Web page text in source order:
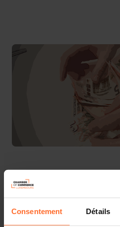
Consentement Détails
troisième volet de ses
de 2023 et qui portera sur le